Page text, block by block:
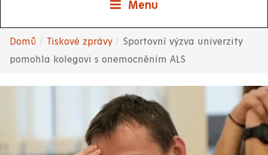
Menu
Drobečková
navigace
Domů Tiskové zprávy
Sportovní výzva univerzity
pomohla kolegovi s onemocněním ALS